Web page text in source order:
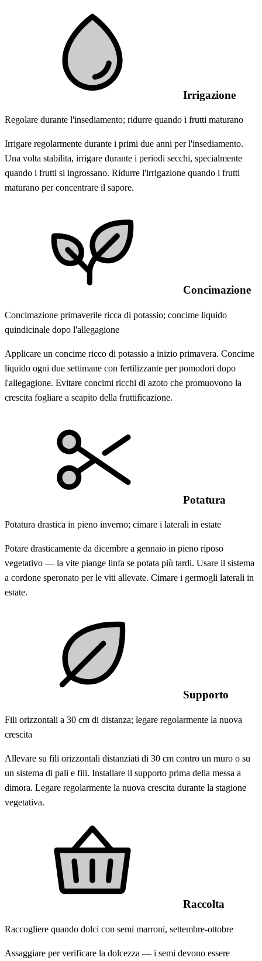
Irrigazione
Regolare durante l'insediamento; ridurre quando i frutti maturano
Irrigare regolarmente durante i primi due anni per l'insediamento.
Una volta stabilita, irrigare durante i periodi secchi, specialmente
quando i frutti si ingrossano. Ridurre l'irrigazione quando i frutti
maturano per concentrare il sapore.
Concimazione
Concimazione primaverile ricca di potassio; concime liquido
quindicinale dopo l'allegagione
Applicare un concime ricco di potassio a inizio primavera. Concime
liquido ogni due settimane con fertilizzante per pomodori dopo
l'allegagione. Evitare concimi ricchi di azoto che promuovono la
crescita fogliare a scapito della fruttificazione.
Potatura
Potatura drastica in pieno inverno; cimare i laterali in estate
Potare drasticamente da dicembre a gennaio in pieno riposo
vegetativo — la vite piange linfa se potata più tardi. Usare il sistema
a cordone speronato per le viti allevate. Cimare i germogli laterali in
estate.
Supporto
Fili orizzontali a 30 cm di distanza; legare regolarmente la nuova
crescita
Allevare su fili orizzontali distanziati di 30 cm contro un muro o su
un sistema di pali e fili. Installare il supporto prima della messa a
dimora. Legare regolarmente la nuova crescita durante la stagione
vegetativa.
Raccolta
Raccogliere quando dolci con semi marroni, settembre-ottobre
Assaggiare per verificare la dolcezza — i semi devono essere